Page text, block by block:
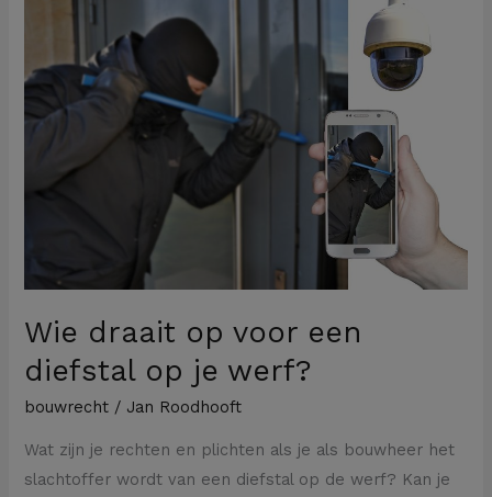
Wie draait op voor een
diefstal op je werf?
bouwrecht / Jan Roodhooft
Wat zijn je rechten en plichten als je als bouwheer het
slachtoffer wordt van een diefstal op de werf? Kan je
op
een